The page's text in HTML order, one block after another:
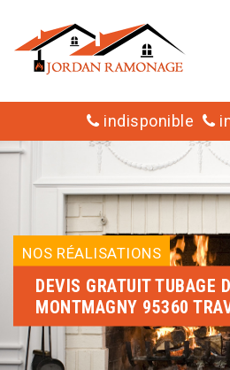
indisponible
NOS RÉALISATIONS
DEVIS GRATUIT TUBAGE
MONTMAGNY 95360